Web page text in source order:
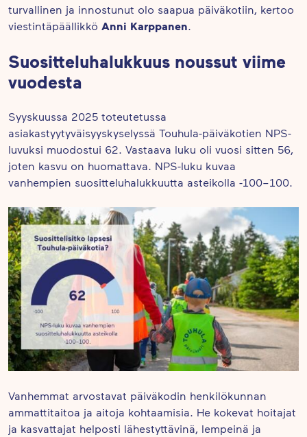
turvallinen ja innostunut olo saapua päiväkotiin, kertoo
viestintäpäällikkö Anni Karppanen.
Suositteluhalukkuus noussut viime
vuodesta
Syyskuussa 2025 toteutetussa
asiakastyytyväisyyskyselyssä Touhula-päiväkotien NPS-
luvuksi muodostui 62. Vastaava luku oli vuosi sitten 56,
joten kasvu on huomattava. NPS-luku kuvaa
vanhempien suositteluhalukkuutta asteikolla -100–100.
Vanhemmat arvostavat päiväkodin henkilökunnan
ammattitaitoa ja aitoja kohtaamisia. He kokevat hoitajat
ja kasvattajat helposti lähestyttävinä, lempeinä ja